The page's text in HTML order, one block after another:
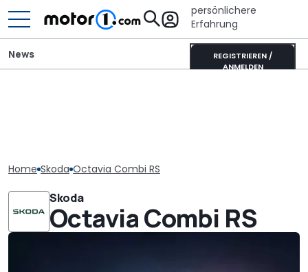
persönlichere
Erfahrung
REGISTRIEREN /
ANMELDEN
News
Home Skoda Octavia Combi RS
Skoda
Octavia Combi RS